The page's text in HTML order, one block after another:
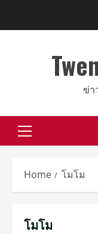
ข่า
Primary
Home โมโม
โมโม